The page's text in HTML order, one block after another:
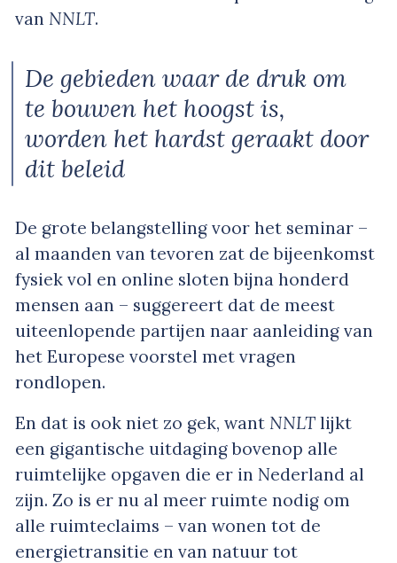
van NNLT.
De gebieden waar de druk om
te bouwen het hoogst is,
worden het hardst geraakt door
dit beleid
De grote belangstelling voor het seminar –
al maanden van tevoren zat de bijeenkomst
fysiek vol en online sloten bijna honderd
mensen aan – suggereert dat de meest
uiteenlopende partijen naar aanleiding van
het Europese voorstel met vragen
rondlopen.
En dat is ook niet zo gek, want NNLT lijkt
een gigantische uitdaging bovenop alle
ruimtelijke opgaven die er in Nederland al
zijn. Zo is er nu al meer ruimte nodig om
alle ruimteclaims – van wonen tot de
energietransitie en van natuur tot